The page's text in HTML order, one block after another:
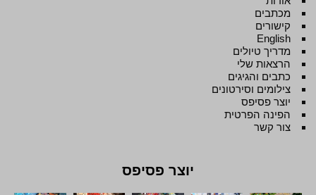
מכתבים
קישורים
English
מדריך טיולים
הרצאות שלי
כתבים והגיגים
צילומים וסירטונים
יוצר פסיפס
הפינה הפרטית
צור קשר
יוצר פסיפס